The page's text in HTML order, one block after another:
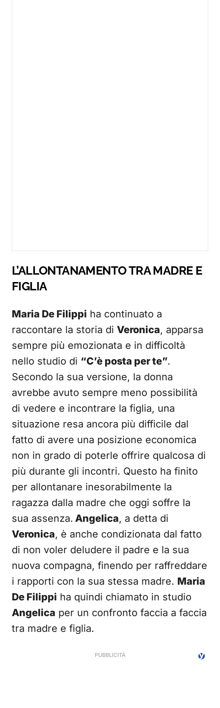
L’ALLONTANAMENTO TRA MADRE E
FIGLIA
Maria De Filippi ha continuato a
raccontare la storia di Veronica, apparsa
sempre più emozionata e in difficoltà
nello studio di “C’è posta per te”.
Secondo la sua versione, la donna
avrebbe avuto sempre meno possibilità
di vedere e incontrare la figlia, una
situazione resa ancora più difficile dal
fatto di avere una posizione economica
non in grado di poterle offrire qualcosa di
più durante gli incontri. Questo ha finito
per allontanare inesorabilmente la
ragazza dalla madre che oggi soffre la
sua assenza. Angelica, a detta di
Veronica, è anche condizionata dal fatto
di non voler deludere il padre e la sua
nuova compagna, finendo per raffreddare
i rapporti con la sua stessa madre. Maria
De Filippi ha quindi chiamato in studio
Angelica per un confronto faccia a faccia
tra madre e figlia.